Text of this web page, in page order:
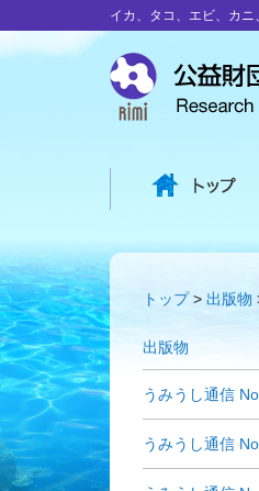
イカ、タコ、エビ、カ
トップ 出版物
出版物
うみうし通信
うみうし通信